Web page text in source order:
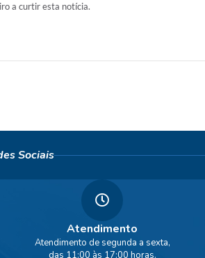
a curtir esta notícia.
Sociais
Atendimento
Atendimento de segunda a sexta,
das 11:00 às 17:00 horas.